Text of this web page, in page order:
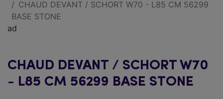
CHAUD DEVANT / SCHORT W70 - L85 CM 56299
BASE STONE
ad
CHAUD DEVANT / SCHORT W70
- L85 CM 56299 BASE STONE